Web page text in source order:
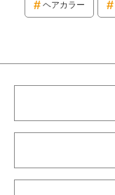
ヘアカラー